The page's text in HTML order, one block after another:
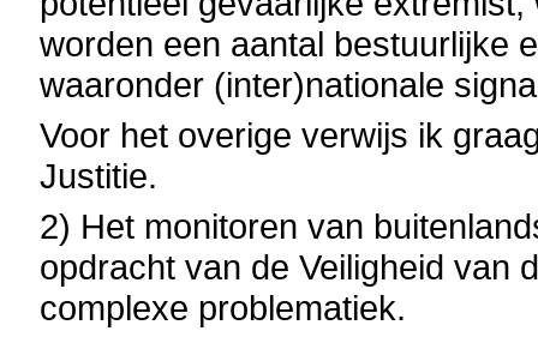
worden een aantal bestuurlijke
waaronder (inter)nationale
Voor het overige verwijs ik
Justitie.
2) Het monitoren van
opdracht van de Veiligheid van
complexe problematiek.